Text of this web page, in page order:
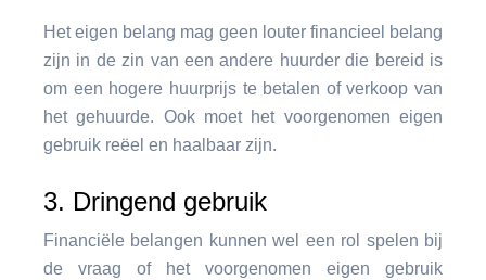
Het eigen belang mag geen louter financieel belang
zijn in de zin van een andere huurder die bereid is
om een hogere huurprijs te betalen of verkoop van
het gehuurde. Ook moet het voorgenomen eigen
gebruik reëel en haalbaar zijn.
3. Dringend gebruik
Financiële belangen kunnen wel een rol spelen bij
de vraag of het voorgenomen eigen gebruik